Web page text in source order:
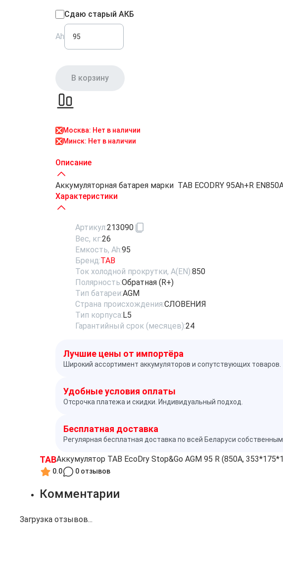
Сдаю старый АКБ
Ah
В корзину
Москва: Нет в наличии
Минск: Нет в наличии
Описание
Аккумуляторная батарея марки TAB ECODRY 95Ah+R
Характеристики
Артикул:213090
Вес, кг:26
Емкость, Ah:95
Бренд:TAB
Ток холодной прокрутки, A(EN):850
Полярность:Обратная (R+)
Тип батареи:AGM
Страна происхождения:СЛОВЕНИЯ
Тип корпуса:L5
Гарантийный срок (месяцев):24
Лучшие цены от импортёра
Широкий ассортимент аккумуляторов и сопутствующих товаров.
Удобные условия оплаты
Отсрочка платежа и скидки. Индивидуальный подход.
Бесплатная доставка
Регулярная бесплатная доставка по всей Беларуси
TABАккумулятор TAB EcoDry Stop&Go AGM 95 R (850A,
0.0 0 отзывов
Комментарии
Загрузка отзывов...